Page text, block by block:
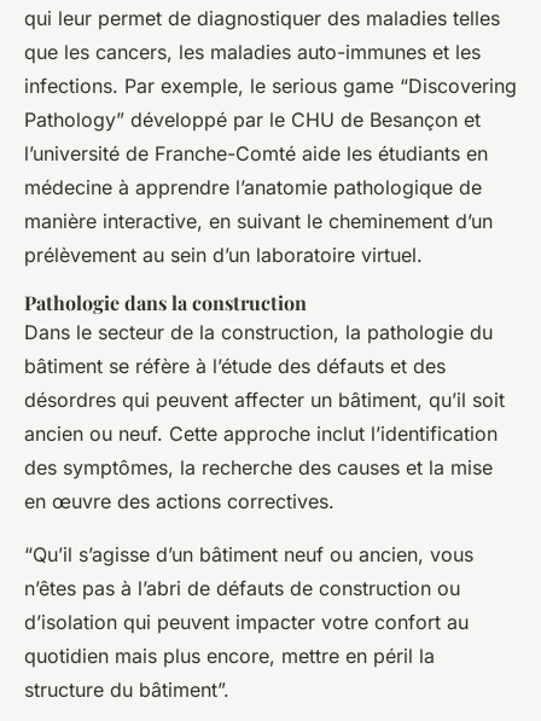
qui leur permet de diagnostiquer des maladies telles
que les cancers, les maladies auto-immunes et les
infections. Par exemple, le serious game “Discovering
Pathology” développé par le CHU de Besançon et
l’université de Franche-Comté aide les étudiants en
médecine à apprendre l’anatomie pathologique de
manière interactive, en suivant le cheminement d’un
prélèvement au sein d’un laboratoire virtuel.
Pathologie dans la construction
Dans le secteur de la construction, la pathologie du
bâtiment se réfère à l’étude des défauts et des
désordres qui peuvent affecter un bâtiment, qu’il soit
ancien ou neuf. Cette approche inclut l’identification
des symptômes, la recherche des causes et la mise
en œuvre des actions correctives.
“Qu’il s’agisse d’un bâtiment neuf ou ancien, vous
n’êtes pas à l’abri de défauts de construction ou
d’isolation qui peuvent impacter votre confort au
quotidien mais plus encore, mettre en péril la
structure du bâtiment”.